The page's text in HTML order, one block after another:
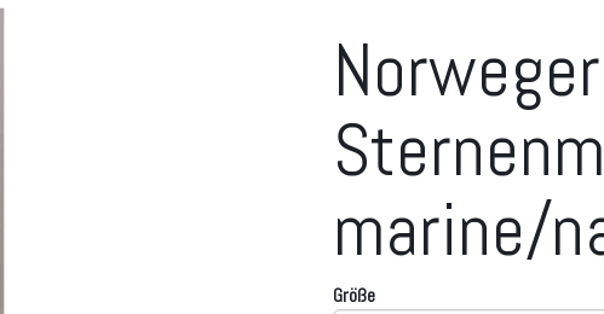
Norweger
marine/
Größe